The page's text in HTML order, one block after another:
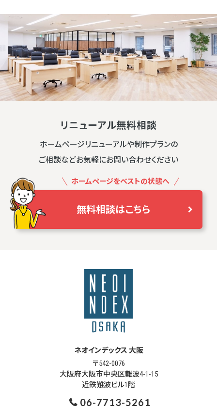
リニューアル無料相談
ホームページリニューアルや制作プランの
ご相談などお気軽にお問い合わせください
ホームページをベストの状態へ
無料相談はこちら
ネオインデックス 大阪
〒542-0076
大阪府大阪市中央区難波4-1-15
近鉄難波ビル1階
06-7713-5261